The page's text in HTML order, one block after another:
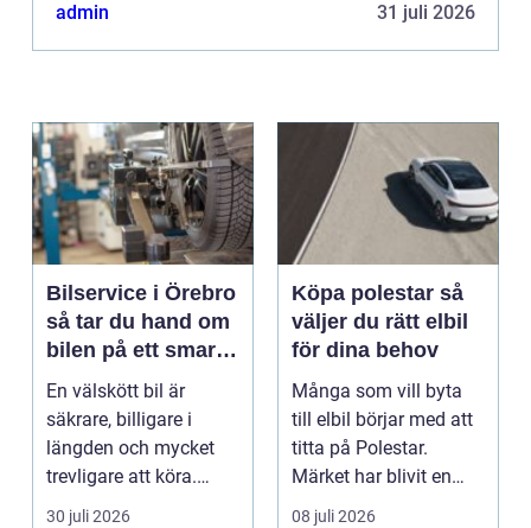
admin
31 juli 2026
Bilservice i Örebro
så tar du hand om
bilen på ett smart
sätt
En välskött bil är
säkrare, billigare i
längden och mycket
trevligare att köra.
Trots det väntar mån...
30 juli 2026
Köpa polestar så
väljer du rätt elbil
för dina behov
Många som vill byta
till elbil börjar med att
titta på Polestar.
Märket har blivit en
symbol för mod...
08 juli 2026